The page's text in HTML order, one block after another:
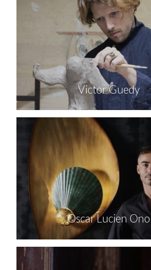
Victor Guedy
Oscar Lucien Ono